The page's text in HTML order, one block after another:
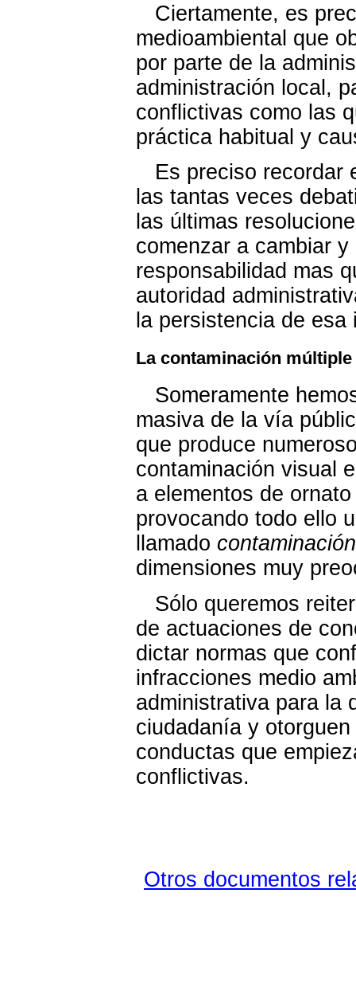
Ciertamente, es
medioambiental que
por parte de la
administración local,
conflictivas como las
práctica habitual y
Es preciso recordar
las tantas veces
las últimas
comenzar a cambiar
responsabilidad mas
autoridad
la persistencia de esa
La contaminación múltiple
Someramente
masiva de la vía
que produce
contaminación visual
a elementos de
provocando todo ello
llamado
dimensiones muy
Sólo queremos
de actuaciones de
dictar normas que
infracciones medio
administrativa para la
ciudadanía y
conductas que
conflictivas.
Otros documentos